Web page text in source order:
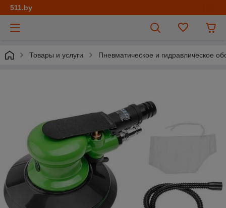
511.by
Товары и услуги Пневматическое и гидравлическое